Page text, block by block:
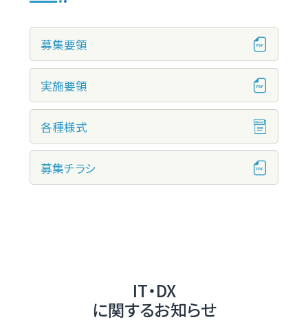
募集要領
実施要領
各種様式
募集チラシ
IT・DX
に関するお知らせ